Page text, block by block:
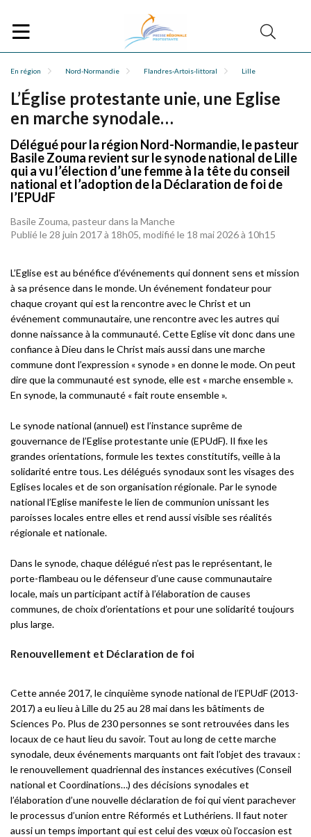
En région Nord-Normandie Flandres-Artois-littoral Lille
L’Église protestante unie, une Eglise
en marche synodale…
Délégué pour la région Nord-Normandie, le pasteur
Basile Zouma revient sur le synode national de Lille
qui a vu l’élection d’une femme à la tête du conseil
national et l’adoption de la Déclaration de foi de
l’EPUdF
Basile Zouma, pasteur dans la Manche
Publié le 28 juin 2017 à 18h05, modifié le 18 mai 2026 à 10h15
L’Eglise est au bénéfice d’événements qui donnent sens et mission
à sa présence dans le monde. Un événement fondateur pour
chaque croyant qui est la rencontre avec le Christ et un
événement communautaire, une rencontre avec les autres qui
donne naissance à la communauté. Cette Eglise vit donc dans une
confiance à Dieu dans le Christ mais aussi dans une marche
commune dont l’expression « synode » en donne le mode. On peut
dire que la communauté est synode, elle est « marche ensemble ».
En synode, la communauté « fait route ensemble ».
Le synode national (annuel) est l’instance suprême de
gouvernance de l’Eglise protestante unie (EPUdF). Il fixe les
grandes orientations, formule les textes constitutifs, veille à la
solidarité entre tous. Les délégués synodaux sont les visages des
Eglises locales et de son organisation régionale. Par le synode
national l’Eglise manifeste le lien de communion unissant les
paroisses locales entre elles et rend aussi visible ses réalités
régionale et nationale.
Dans le synode, chaque délégué n’est pas le représentant, le
porte-flambeau ou le défenseur d’une cause communautaire
locale, mais un participant actif à l’élaboration de causes
communes, de choix d’orientations et pour une solidarité toujours
plus large.
Renouvellement et Déclaration de foi
Cette année 2017, le cinquième synode national de l’EPUdF (2013-
2017) a eu lieu à Lille du 25 au 28 mai dans les bâtiments de
Sciences Po. Plus de 230 personnes se sont retrouvées dans les
locaux de ce haut lieu du savoir. Tout au long de cette marche
synodale, deux événements marquants ont fait l’objet des travaux :
le renouvellement quadriennal des instances exécutives (Conseil
national et Coordinations…) des décisions synodales et
l’élaboration d’une nouvelle déclaration de foi qui vient parachever
le processus d’union entre Réformés et Luthériens. Il faut noter
aussi un temps important qui est celui des vœux où l’occasion est